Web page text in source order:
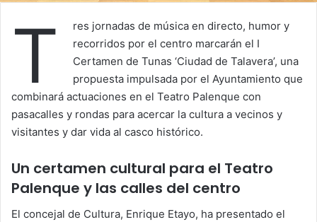
T
res jornadas de música en directo, humor y
recorridos por el centro marcarán el I
Certamen de Tunas ‘Ciudad de Talavera’, una
propuesta impulsada por el Ayuntamiento que
combinará actuaciones en el Teatro Palenque con
pasacalles y rondas para acercar la cultura a vecinos y
visitantes y dar vida al casco histórico.
Un certamen cultural para el Teatro
Palenque y las calles del centro
El concejal de Cultura, Enrique Etayo, ha presentado el